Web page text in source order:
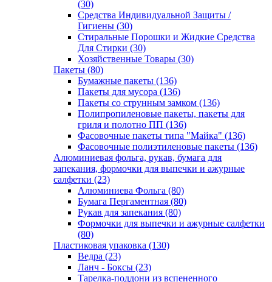
(30)
Средства Индивидуальной Защиты /
Гигиены (30)
Стиральные Порошки и Жидкие Средства
Для Стирки (30)
Хозяйственные Товары (30)
Пакеты (80)
Бумажные пакеты (136)
Пакеты для мусора (136)
Пакеты со струнным замком (136)
Полипропиленовые пакеты, пакеты для
гриля и полотно ПП (136)
Фасовочные пакеты типа "Майка" (136)
Фасовочные полиэтиленовые пакеты (136)
Алюминиевая фольга, рукав, бумага для
запекания, формочки для выпечки и ажурные
салфетки (23)
Алюминиева Фольга (80)
Бумага Пергаментная (80)
Рукав для запекания (80)
Формочки для выпечки и ажурные салфетки
(80)
Пластиковая упаковка (130)
Ведра (23)
Ланч - Боксы (23)
Тарелка-поддони из вспененного